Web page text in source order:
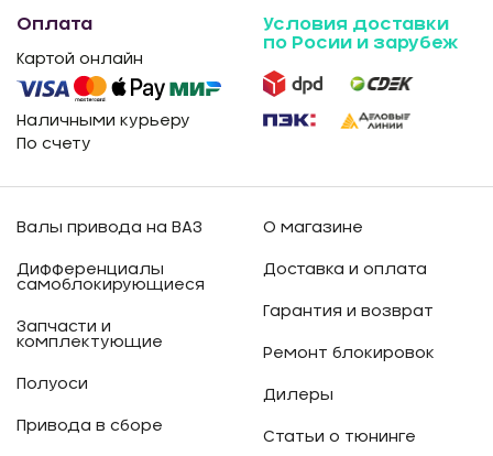
Оплата
Картой онлайн
Наличными курьеру
По счету
Условия доставки
по Росии и зарубеж
Валы привода на ВАЗ
Дифференциалы
самоблокирующиеся
Запчасти и
комплектующие
Полуоси
Привода в сборе
О магазине
Доставка и оплата
Гарантия и возврат
Ремонт блокировок
Дилеры
Статьи о тюнинге